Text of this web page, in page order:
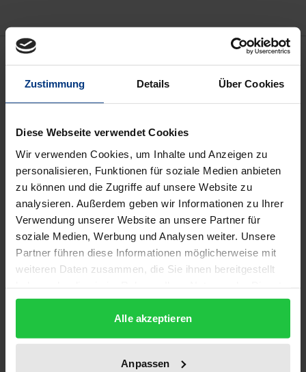
Zustimmung Details Über Cookies
Diese Webseite verwendet Cookies
Wir verwenden Cookies, um Inhalte und Anzeigen zu
personalisieren, Funktionen für soziale Medien anbieten
zu können und die Zugriffe auf unsere Website zu
analysieren. Außerdem geben wir Informationen zu Ihrer
Verwendung unserer Website an unsere Partner für
soziale Medien, Werbung und Analysen weiter. Unsere
Partner führen diese Informationen möglicherweise mit
weiteren Daten zusammen, die Sie ihnen bereitgestellt
gesammelt haben.
Alle akzeptieren
Anpassen
Description
Unionsrecht verstärkt, andererseits zugleich in dem
europarechtlichen Bereich der Union, der nicht
Gemeinschaftsrecht ist, instrumentell und
gerichtsverfahrensrechtlich
gemeinschaftsrechtsähnliche Elemente eingeführt.
Unter dem Generalthema »Rechtsschutz und
Rechtskontrolle nach Amsterdam« werden im
einzelnen die Themen »Die Unterscheidung von
Europäischen Gemeinschaften nach Amsterdam«
sowie »Grundrechtsschutz durch den Gerichtshof
der Europäischen Gemeinschaften und nationale